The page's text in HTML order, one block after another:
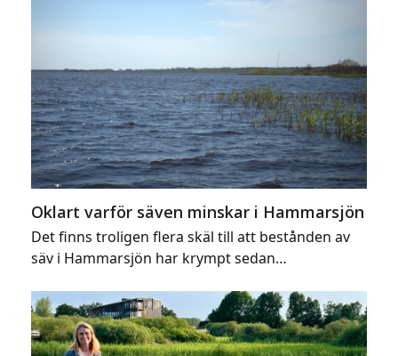
Oklart varför säven minskar i Hammarsjön
Det finns troligen flera skäl till att bestånden av
säv i Hammarsjön har krympt sedan…